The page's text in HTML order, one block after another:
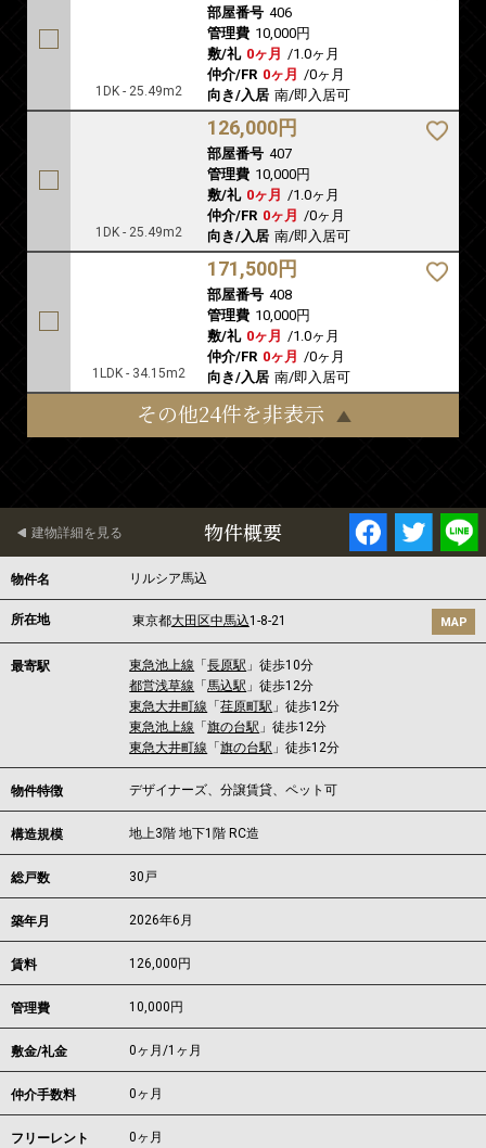
1DK - 25.49m2
部屋番号 406
管理費 10,000円
敷/礼 0ヶ月 /1.0ヶ月
仲介/FR 0ヶ月 /0ヶ月
向き/入居 南/即入居可
1DK - 25.49m2
126,000円
部屋番号 407
管理費 10,000円
敷/礼 0ヶ月 /1.0ヶ月
仲介/FR 0ヶ月 /0ヶ月
向き/入居 南/即入居可
1LDK - 34.15m2
171,500円
部屋番号 408
管理費 10,000円
敷/礼 0ヶ月 /1.0ヶ月
仲介/FR 0ヶ月 /0ヶ月
向き/入居 南/即入居可
その他24件を非表示
物件概要
建物詳細を見る
物件名 リルシア馬込
所在地 東京都大田区中馬込1-8-21 MAP
最寄駅 東急池上線 「長原駅 」徒歩10分
都営浅草線 「馬込駅 」徒歩12分
東急大井町線 「荏原町駅 」徒歩12分
東急池上線 「旗の台駅 」徒歩12分
東急大井町線 「旗の台駅 」徒歩12分
物件特徴 デザイナーズ、分譲賃貸、ペット可
構造規模 地上3階 地下1階 RC造
総戸数 30戸
築年月 2026年6月
賃料 126,000 円
管理費 10,000円
敷金/礼金 0ヶ月/1ヶ月
仲介手数料 0ヶ月
フリーレント 0ヶ月